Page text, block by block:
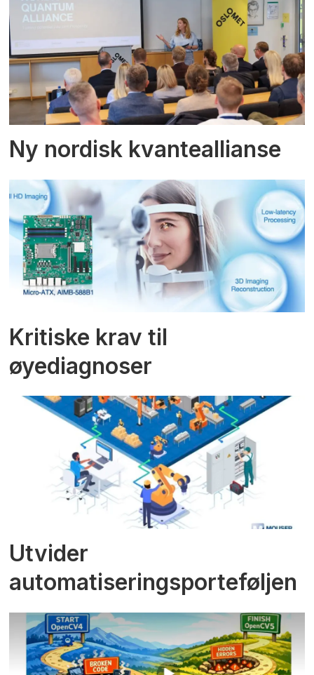
Ny nordisk kvanteallianse
Kritiske krav til
øyediagnoser
Utvider
automatiseringsporteføljen